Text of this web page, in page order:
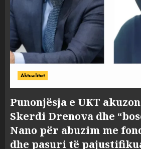
Aktualitet
Punonjësja e UKT
Skerdi Drenova dhe
Nano për abuzim me
dhe pasuri të